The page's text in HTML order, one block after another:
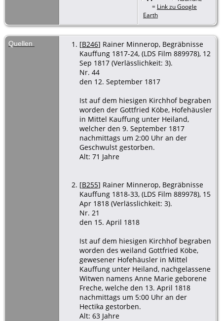
unter
Sep 1817 -
Kreis
Goldberg,
Schlesien
Kauffung,
Kreis
Goldberg,
Schlesien
= Link zu Google
Earth
Quellen [B246] Rainer Minnerop, Begräbnisse
Kauffung 1817-24, (LDS Film 889978), 12
Sep 1817 (Verlässlichkeit: 3).
Nr. 44
den 12. September 1817
Ist auf dem hiesigen Kirchhof begraben
worden der Gottfried Köbe, Hofehäusler
in Mittel Kauffung unter Heiland,
welcher den 9. September 1817
nachmittags um 2:00 Uhr an der
Geschwulst gestorben.
Alt: 71 Jahre
[B255] Rainer Minnerop, Begräbnisse
Kauffung 1818-33, (LDS Film 889978), 15
Apr 1818 (Verlässlichkeit: 3).
Nr. 21
den 15. April 1818
Ist auf dem hiesigen Kirchhof begraben
worden des weiland Gottfried Köbe,
gewesener Hofehäusler in Mittel
Kauffung unter Heiland, nachgelassene
Witwen namens Anne Marie geborene
Freche, welche den 13. April 1818
nachmittags um 5:00 Uhr an der
Hectika gestorben.
Alt: 63 Jahre